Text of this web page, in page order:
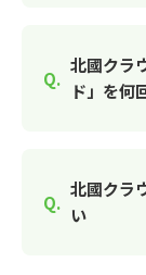
北國クラ
ド」を何
北國クラ
い